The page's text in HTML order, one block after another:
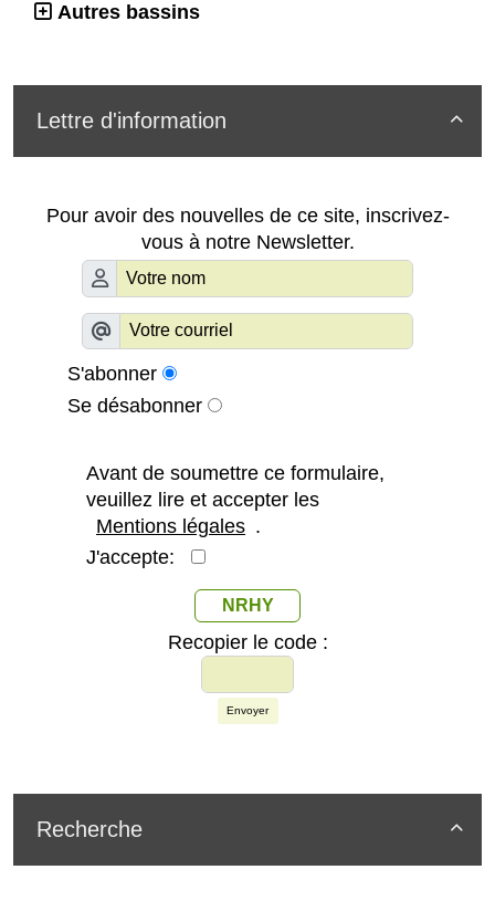
Autres bassins

Lettre d'information
Pour avoir des nouvelles de ce site, inscrivez-
vous à notre Newsletter.
S'abonner
Se désabonner
Avant de soumettre ce formulaire,
veuillez lire et accepter les
Mentions légales .
J'accepte:
NRHY
Recopier le code :
Envoyer

Recherche